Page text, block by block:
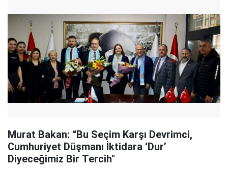
Murat Bakan: “Bu Seçim Karşı Devrimci,
Cumhuriyet Düşmanı İktidara ‘Dur’
Diyeceğimiz Bir Tercih"